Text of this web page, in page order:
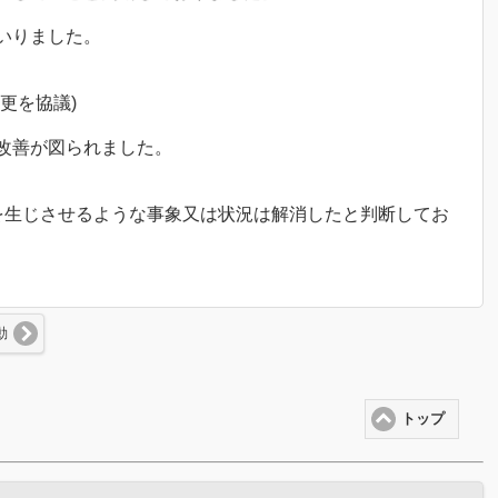
ました。
を協議)
が図られました。
じさせるような事象又は状況は解消したと判断してお
トップ